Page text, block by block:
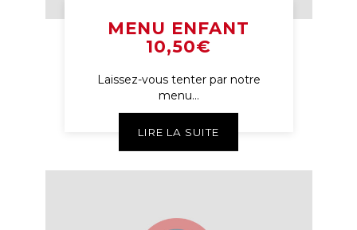
MENU ENFANT
10,50€
Laissez-vous tenter par notre
menu...
LIRE LA SUITE